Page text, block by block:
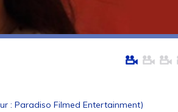
: Paradiso Filmed Entertainment)